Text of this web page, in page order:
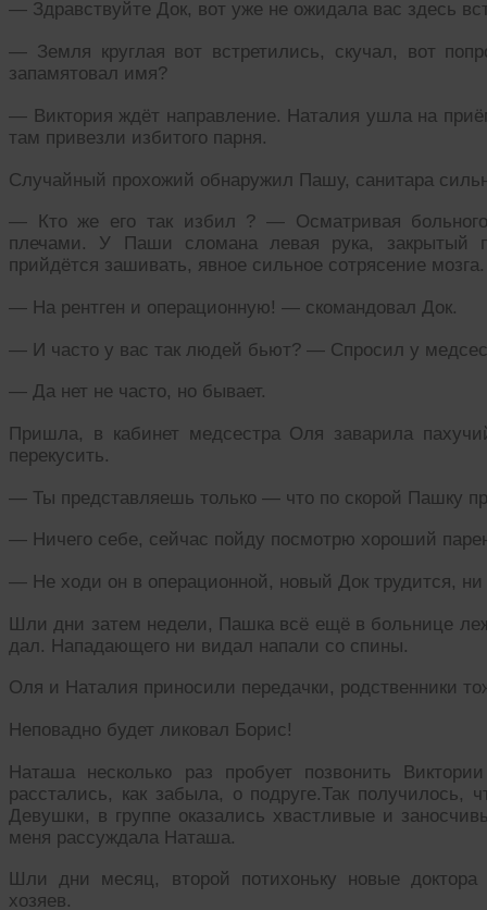
— Здравствуйте Док, вот уже не ожидала вас здесь
— Земля круглая вот встретились, скучал, вот
запамятовал имя?
— Виктория ждёт направление. Наталия ушла на
там привезли избитого парня.
Случайный прохожий обнаружил Пашу, санитара
— Кто же его так избил ? — Осматривая
плечами. У Паши сломана левая рука, закрытый
прийдётся зашивать, явное сильное сотрясение мозга.
— На рентген и операционную! — скомандовал Док.
— И часто у вас так людей бьют? — Спросил у
— Да нет не часто, но бывает.
Пришла, в кабинет медсестра Оля заварила
перекусить.
— Ты представляешь только — что по скорой Пашку
— Ничего себе, сейчас пойду посмотрю хороший
— Не ходи он в операционной, новый Док трудится, ни
Шли дни затем недели, Пашка всё ещё в больнице
дал. Нападающего ни видал напали со спины.
Оля и Наталия приносили передачки, родственники
Неповадно будет ликовал Борис!
Наташа несколько раз пробует позвонить
расстались, как забыла, о подруге.Так
Девушки, в группе оказались хвастливые и
меня рассуждала Наташа.
Шли дни месяц, второй потихоньку новые
хозяев.